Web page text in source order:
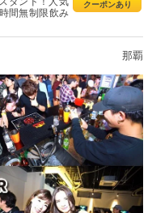
クーポンあり
間無制限飲み
那覇